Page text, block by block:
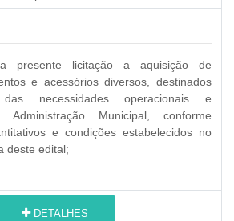
presente licitação a aquisição de
e acessórios diversos, destinados
necessidades operacionais e
Administração Municipal, conforme
e condições estabelecidos no
deste edital;
DETALHES